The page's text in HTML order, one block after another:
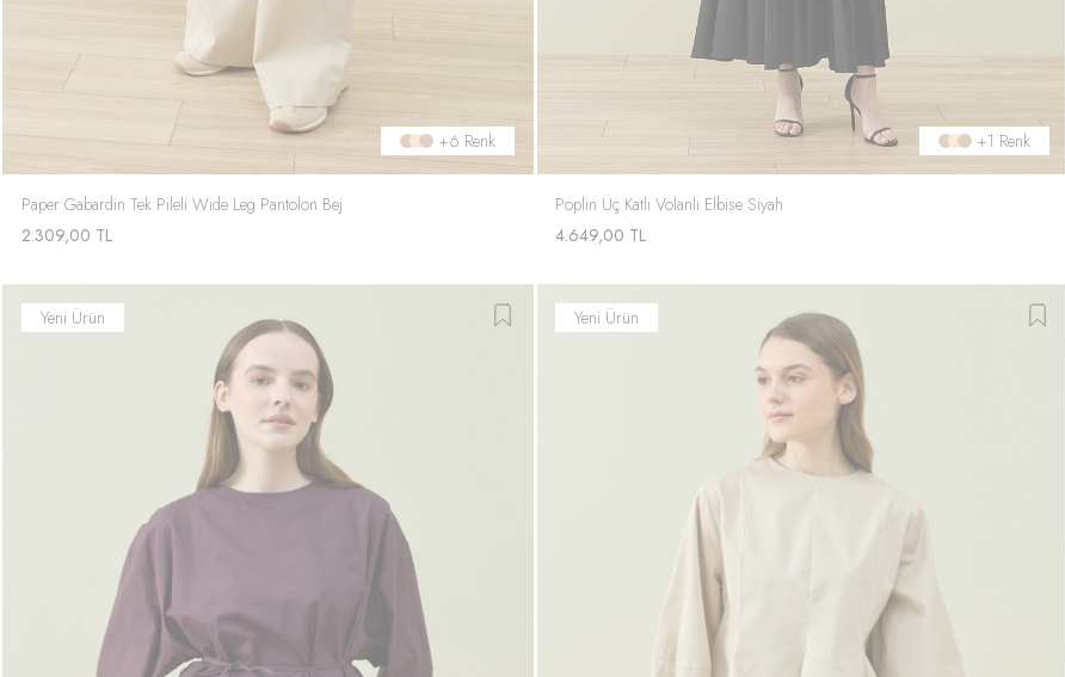
+6 Renk
Paper Gabardin Tek Pileli Wide Leg Pantolon Bej
2.309,00 TL
+1 Renk
Poplin Üç Katlı Volanlı Elbise Siyah
4.649,00 TL
Yeni Ürün Yeni Ürün